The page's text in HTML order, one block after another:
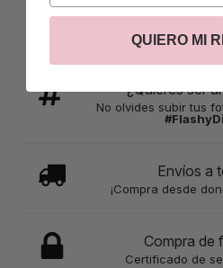
Siempre
¿Quieres ser
No olvides subir tus
Envíos a
¡Compra desde
Compra de
Certificado de
QUIERO MI